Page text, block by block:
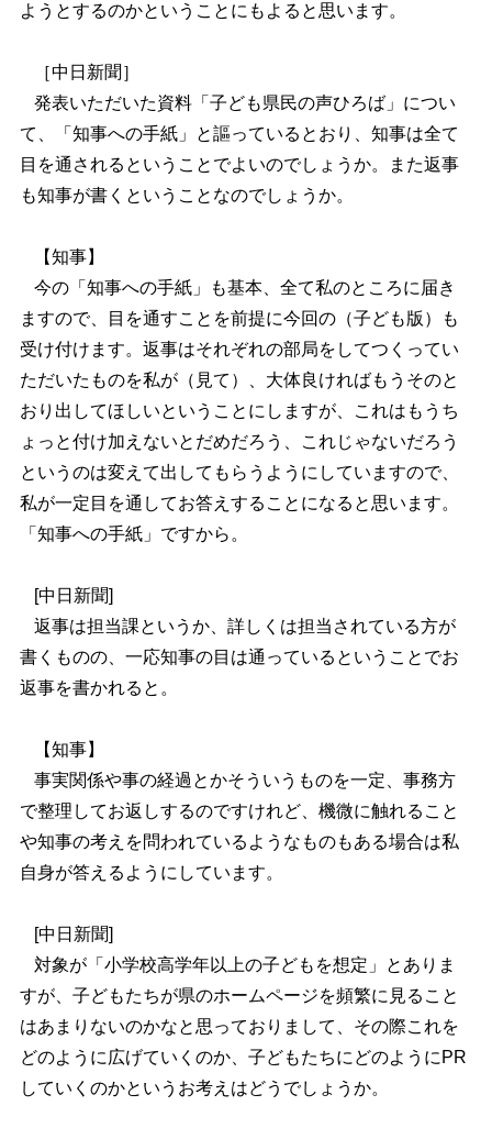
ようとするのかということにもよると思います。
［中日新聞］
発表いただいた資料「子ども県民の声ひろば」につい
て、「知事への手紙」と謳っているとおり、知事は全て
目を通されるということでよいのでしょうか。また返事
も知事が書くということなのでしょうか。
【知事】
今の「知事への手紙」も基本、全て私のところに届き
ますので、目を通すことを前提に今回の（子ども版）も
受け付けます。返事はそれぞれの部局をしてつくってい
ただいたものを私が（見て）、大体良ければもうそのと
おり出してほしいということにしますが、これはもうち
ょっと付け加えないとだめだろう、これじゃないだろう
というのは変えて出してもらうようにしていますので、
私が一定目を通してお答えすることになると思います。
「知事への手紙」ですから。
[中日新聞]
返事は担当課というか、詳しくは担当されている方が
書くものの、一応知事の目は通っているということでお
返事を書かれると。
【知事】
事実関係や事の経過とかそういうものを一定、事務方
で整理してお返しするのですけれど、機微に触れること
や知事の考えを問われているようなものもある場合は私
自身が答えるようにしています。
[中日新聞]
対象が「小学校高学年以上の子どもを想定」とありま
すが、子どもたちが県のホームページを頻繁に見ること
はあまりないのかなと思っておりまして、その際これを
どのように広げていくのか、子どもたちにどのようにPR
していくのかというお考えはどうでしょうか。